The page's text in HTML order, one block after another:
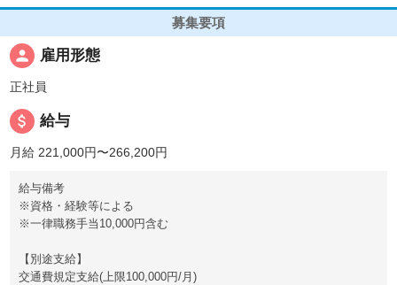
募集要項
person 雇用形態
正社員
attach_money 給与
月給 221,000円〜266,200円
給与備考
※資格・経験等による
※一律職務手当10,000円含む
【別途支給】
交通費規定支給(上限100,000円/月)